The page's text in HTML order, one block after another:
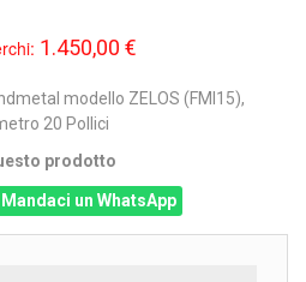
1.450,00 €
modello ZELOS (FMI15),
20 Pollici
prodotto
Mandaci un WhatsApp